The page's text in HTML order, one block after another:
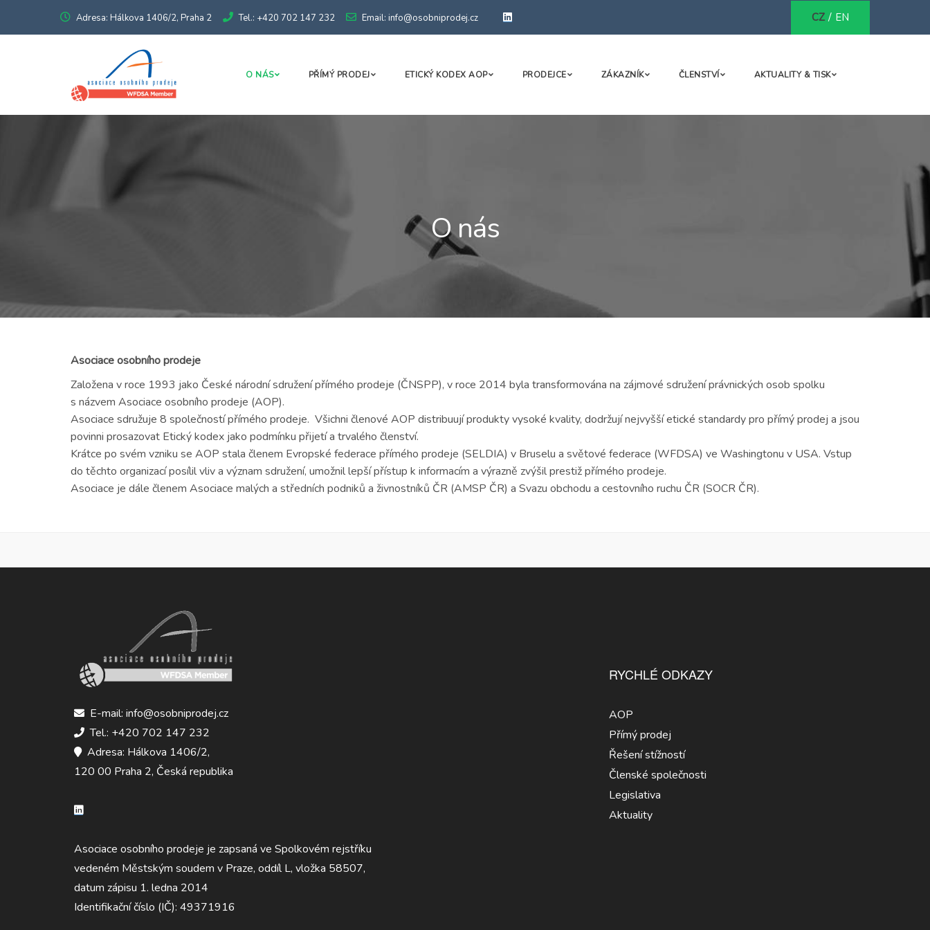
Adresa: Hálkova 1406/2, Praha 2 Tel.: +420 702 147 232 Email: info@osobniprodej.cz CZ / EN
O NÁS PŘÍMÝ PRODEJ ETICKÝ KODEX AOP PRODEJCE ZÁKAZNÍK ČLENSTVÍ AKTUALITY & TISK
O nás
Asociace osobního prodeje
Založena v roce 1993 jako České národní sdružení přímého prodeje (ČNSPP), v roce 2014 byla transformována na zájmové sdružení právnických osob spolku
s názvem Asociace osobního prodeje (AOP).
Asociace sdružuje 8 společností přímého prodeje. Všichni členové AOP distribuují produkty vysoké kvality, dodržují nejvyšší etické standardy pro přímý prodej a jsou
povinni prosazovat Etický kodex jako podmínku přijetí a trvalého členství.
Krátce po svém vzniku se AOP stala členem Evropské federace přímého prodeje (SELDIA) v Bruselu a světové federace (WFDSA) ve Washingtonu v USA. Vstup
do těchto organizací posílil vliv a význam sdružení, umožnil lepší přístup k informacím a výrazně zvýšil prestiž přímého prodeje.
Asociace je dále členem Asociace malých a středních podniků a živnostníků ČR (AMSP ČR) a Svazu obchodu a cestovního ruchu ČR (SOCR ČR).
E-mail: info@osobniprodej.cz
Tel.: +420 702 147 232
Adresa: Hálkova 1406/2,
120 00 Praha 2, Česká republika
Asociace osobního prodeje je zapsaná ve Spolkovém rejstříku
vedeném Městským soudem v Praze, oddíl L, vložka 58507,
datum zápisu 1. ledna 2014
Identifikační číslo (IČ): 49371916
RYCHLÉ ODKAZY
AOP
Přímý prodej
Řešení stížností
Členské společnosti
Legislativa
Aktuality